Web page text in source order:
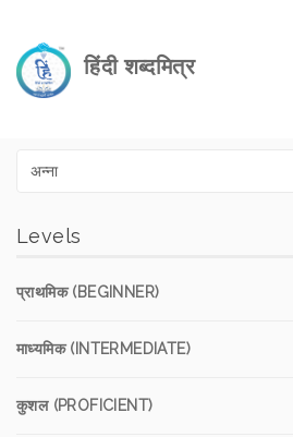
हिंदी शब्दमित्र
Levels
प्राथमिक (BEGINNER)
माध्यमिक (INTERMEDIATE)
कुशल (PROFICIENT)